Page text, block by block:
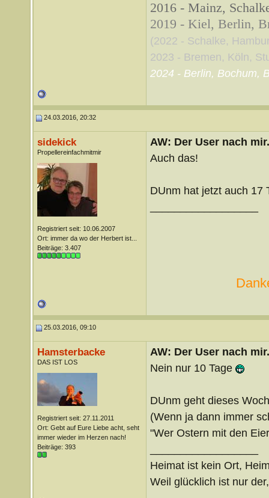
2016 - Mainz,
2019 - Kiel, Berlin,
(2022 - Schalke,
2023 - Bremen, Köln,
2024 - Berlin, Bochum,
24.03.2016, 20:32
sidekick
Propellereinfachmitmir
Registriert seit: 10.06.2007
Ort: immer da wo der Herbert ist...
Beiträge: 3.407
AW: Der User nach
Auch das!
DUnm hat jetzt auch 17
25.03.2016, 09:10
Hamsterbacke
DAS IST LOS
Registriert seit: 27.11.2011
Ort: Gebt auf Eure Liebe acht, seht
immer wieder im Herzen nach!
Beiträge: 393
AW: Der User nach
Nein nur 10 Tage
DUnm geht dieses
(Wenn ja dann immer
"Wer Ostern mit den
Heimat ist kein Ort,
Weil glücklich ist nur